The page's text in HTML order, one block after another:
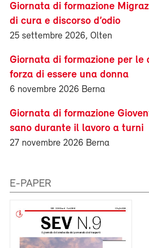
Giornata di formazione
di cura e discorso d’odio
25 settembre 2026, Olten
Giornata di formazione per le
forza di essere una donna
6 novembre 2026 Berna
Giornata di formazione
sano durante il lavoro a turni
27 novembre 2026 Berna
E-PAPER